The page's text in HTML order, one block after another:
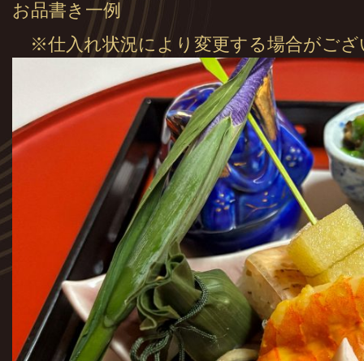
お品書き一例
※仕入れ状況により変更する場合がござ